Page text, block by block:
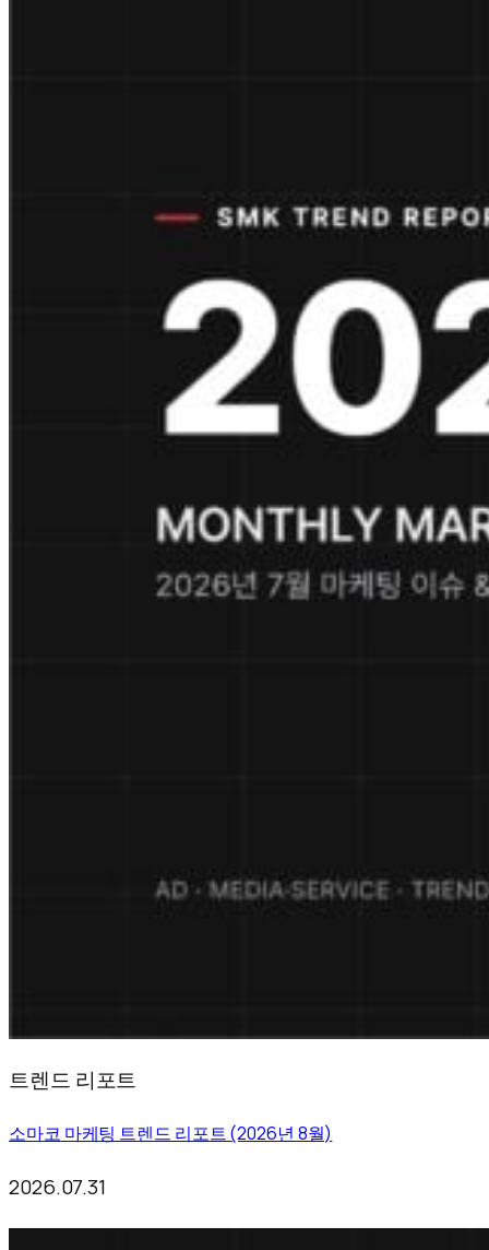
트렌드 리포트
소마코 마케팅 트렌드 리포트 (2026년 8월)
2026.07.31